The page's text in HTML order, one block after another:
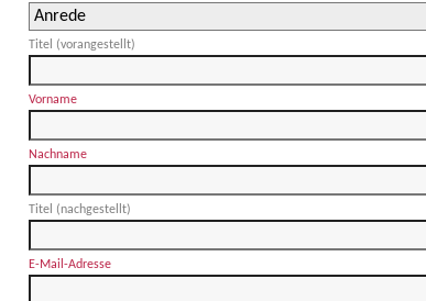
Titel (vorangestellt)
Vorname
Nachname
Titel (nachgestellt)
E-Mail-Adresse